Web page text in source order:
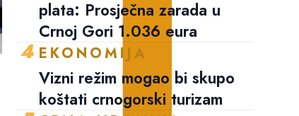
plata: Prosječna zarada u
Crnoj Gori 1.036 eura
4 EKONOMIJA
Vizni režim mogao bi skupo
koštati crnogorski turizam